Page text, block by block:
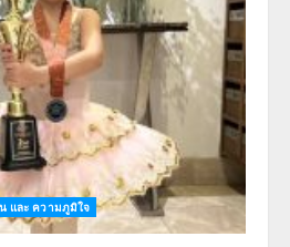
และ ความภูมิใจ